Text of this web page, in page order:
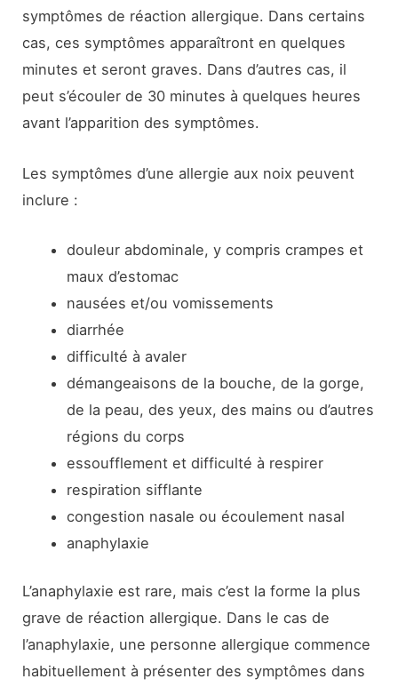
symptômes de réaction allergique. Dans certains
cas, ces symptômes apparaîtront en quelques
minutes et seront graves. Dans d’autres cas, il
peut s’écouler de 30 minutes à quelques heures
avant l’apparition des symptômes.
Les symptômes d’une allergie aux noix peuvent
inclure :
douleur abdominale, y compris crampes et
maux d’estomac
nausées et/ou vomissements
diarrhée
difficulté à avaler
démangeaisons de la bouche, de la gorge,
de la peau, des yeux, des mains ou d’autres
régions du corps
essoufflement et difficulté à respirer
respiration sifflante
congestion nasale ou écoulement nasal
anaphylaxie
L’anaphylaxie est rare, mais c’est la forme la plus
grave de réaction allergique. Dans le cas de
l’anaphylaxie, une personne allergique commence
habituellement à présenter des symptômes dans